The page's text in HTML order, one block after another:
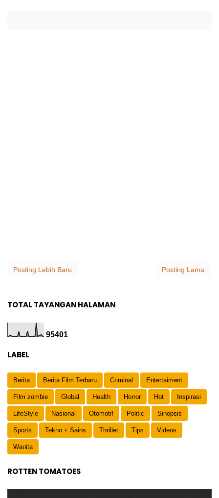
Posting Lebih Baru Posting Lama
TOTAL TAYANGAN HALAMAN
95401
LABEL
Berita Berita Film Terbaru Criminal Entertaiment
Film zombie Global Health Horror Hot Inspirasi
LifeStyle Nasional Otomotif Politic Sinopsis
Sports Tekno + Sains Thriller Tips Videos
Wanita
ROTTEN TOMATOES